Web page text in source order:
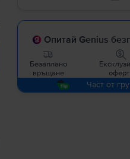
Опитай Genius
Безаплано
връщане
Част от